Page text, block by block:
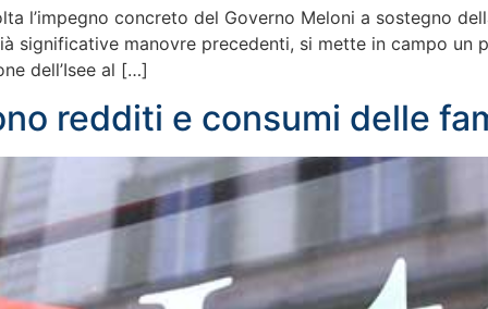
l’impegno concreto del Governo Meloni a sostegno
significative manovre precedenti, si mette in campo
dell’Isee al […]
redditi e consumi delle